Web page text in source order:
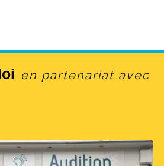
en partenariat avec